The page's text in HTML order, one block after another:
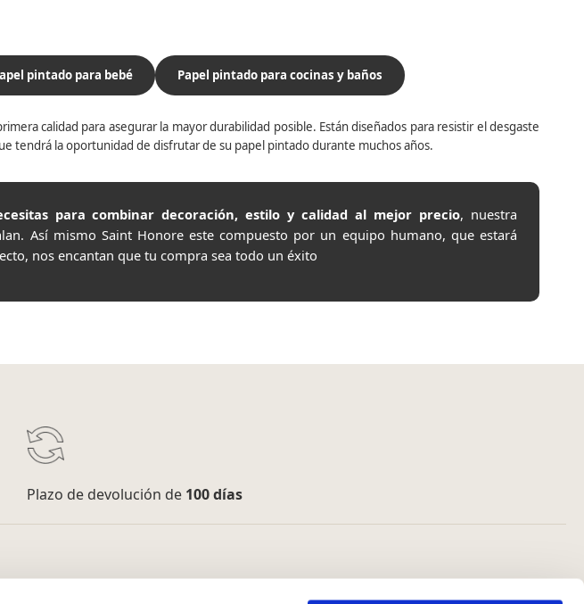
pintado para bebé Papel pintado para cocinas y baños
calidad para asegurar la mayor durabilidad posible. Están diseñados para resistir el desgaste
tendrá la oportunidad de disfrutar de su papel pintado durante muchos años.
para combinar decoración, estilo y calidad al mejor precio, nuestra
Así mismo Saint Honore este compuesto por un equipo humano, que estará
nos encantan que tu compra sea todo un éxito
Plazo de devolución de 100 días